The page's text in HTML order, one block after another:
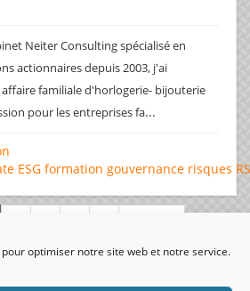
optimiser notre site web et notre service.
Neiter Consulting spécialisé en
actionnaires depuis 2003, j'ai
familiale d'horlogerie- bijouterie
pour les entreprises fa...
ESG formation gouvernance risques